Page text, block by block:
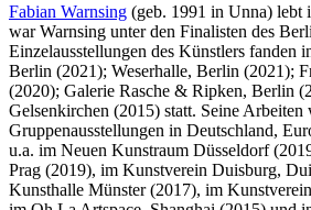
Fabian Warnsing (geb. 1991 in Unna) lebt
war Warnsing unter den Finalisten des
Einzelausstellungen des Künstlers fanden
Berlin (2021); Weserhalle, Berlin (2021);
(2020); Galerie Rasche & Ripken, Berlin
Gelsenkirchen (2015) statt. Seine Arbeiten
Gruppenausstellungen in Deutschland,
u.a. im Neuen Kunstraum Düsseldorf
Prag (2019), im Kunstverein Duisburg,
Kunsthalle Münster (2017), im